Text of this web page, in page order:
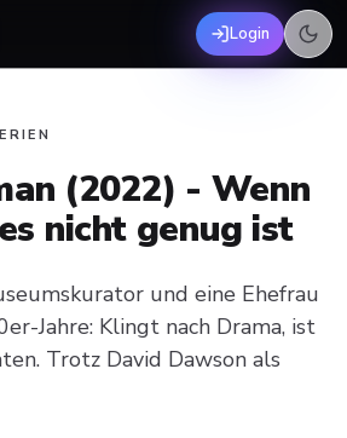
Login
(2022) - Wenn
nicht genug ist
und eine Ehefrau
Jahre: Klingt nach Drama, ist
Trotz David Dawson als